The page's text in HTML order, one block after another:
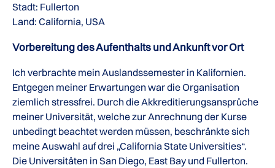
Stadt: Fullerton
Land: California, USA
Vorbereitung des Aufenthalts und Ankunft vor Ort
Ich verbrachte mein Auslandssemester in Kalifornien.
Entgegen meiner Erwartungen war die Organisation
ziemlich stressfrei. Durch die Akkreditierungsansprüche
meiner Universität, welche zur Anrechnung der Kurse
unbedingt beachtet werden müssen, beschränkte sich
meine Auswahl auf drei „California State Universities“.
Die Universitäten in San Diego, East Bay und Fullerton.